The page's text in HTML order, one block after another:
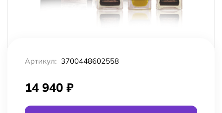
Артикул: 3700448602558
14 940 ₽